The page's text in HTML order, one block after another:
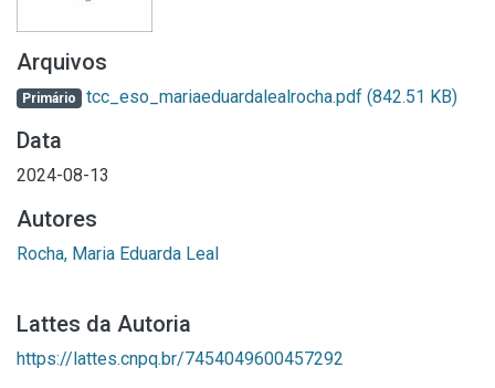
Arquivos
Primário tcc_eso_mariaeduardalealrocha.pdf (842.51 KB)
Data
2024-08-13
Autores
Rocha, Maria Eduarda Leal
Lattes da Autoria
https://lattes.cnpq.br/7454049600457292